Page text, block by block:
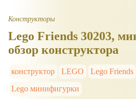
Конструкторы
Lego Friends 30203,
обзор конструктора
конструктор LEGO Lego Friends
Lego минифигурки